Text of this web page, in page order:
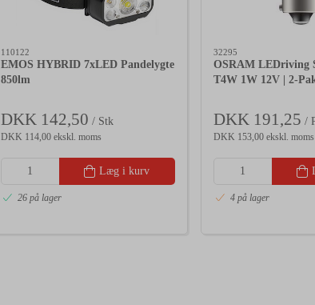
110122
EMOS HYBRID 7xLED Pandelygte
850lm
DKK 142,50 / Stk
DKK 114,00 ekskl. moms
Læg i kurv
26 på lager
32295
OSRAM LEDriving
T4W 1W 12V | 2-
DKK 191,25 /
DKK 153,00 ekskl. moms
4 på lager